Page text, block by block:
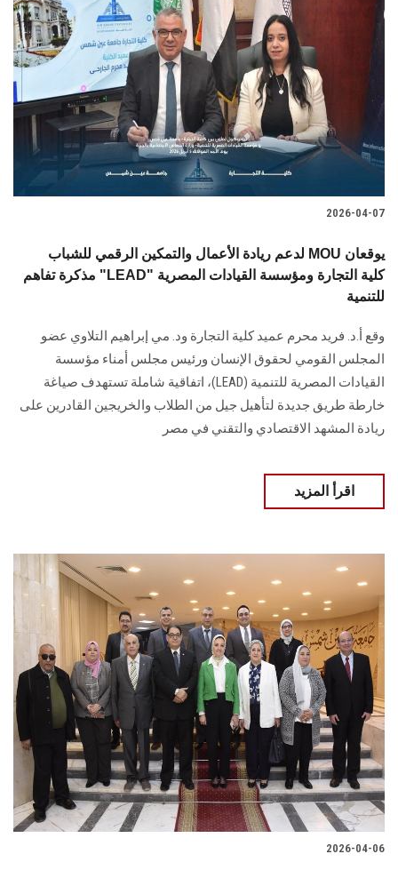
2026-04-07
لدعم ريادة الأعمال والتمكين الرقمي للشباب MOU يوقعان
مذكرة تفاهم "LEAD" كلية التجارة ومؤسسة القيادات المصرية
للتنمية
وقع أ.د. فريد محرم عميد كلية التجارة ود. مي إبراهيم التلاوي عضو
المجلس القومي لحقوق الإنسان ورئيس مجلس أمناء مؤسسة
القيادات المصرية للتنمية (LEAD)، اتفاقية شاملة تستهدف صياغة
خارطة طريق جديدة لتأهيل جيل من الطلاب والخريجين القادرين على
ريادة المشهد الاقتصادي والتقني في مصر
اقرأ المزيد
2026-04-06